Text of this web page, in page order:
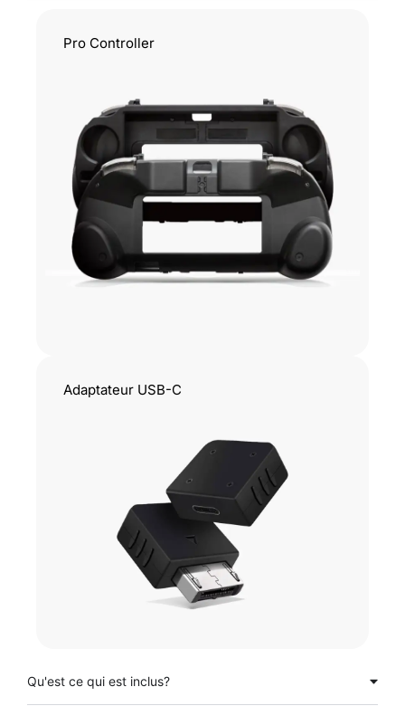
Pro Controller
Adaptateur USB-C
Qu'est ce qui est inclus?